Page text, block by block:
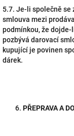
5.7. Je-li společně se
smlouva mezi
podmínkou, že
pozbývá darovací
kupující je povinen
dárek.
PŘEPRAVA A